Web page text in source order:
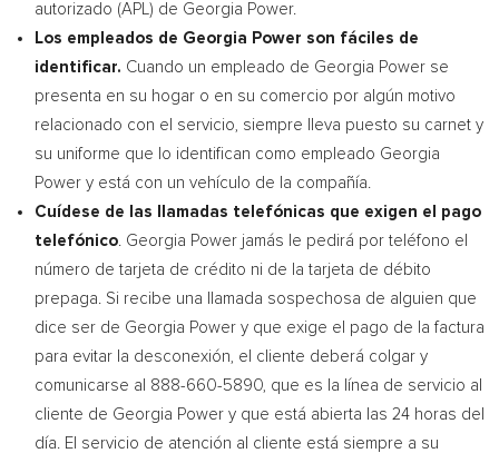
autorizado (APL) de Georgia Power.
Los empleados de Georgia Power son fáciles de
identificar. Cuando un empleado de Georgia Power se
presenta en su hogar o en su comercio por algún motivo
relacionado con el servicio, siempre lleva puesto su carnet y
su uniforme que lo identifican como empleado Georgia
Power y está con un vehículo de la compañía.
Cuídese de las llamadas telefónicas que exigen el pago
telefónico. Georgia Power jamás le pedirá por teléfono el
número de tarjeta de crédito ni de la tarjeta de débito
prepaga. Si recibe una llamada sospechosa de alguien que
dice ser de Georgia Power y que exige el pago de la factura
para evitar la desconexión, el cliente deberá colgar y
comunicarse al 888-660-5890, que es la línea de servicio al
cliente de Georgia Power y que está abierta las 24 horas del
día. El servicio de atención al cliente está siempre a su